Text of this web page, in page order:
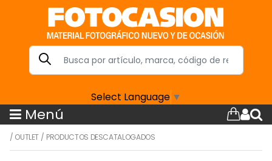
Select Language ▼
Menú
/ OUTLET / PRODUCTOS DESCATALOGADOS